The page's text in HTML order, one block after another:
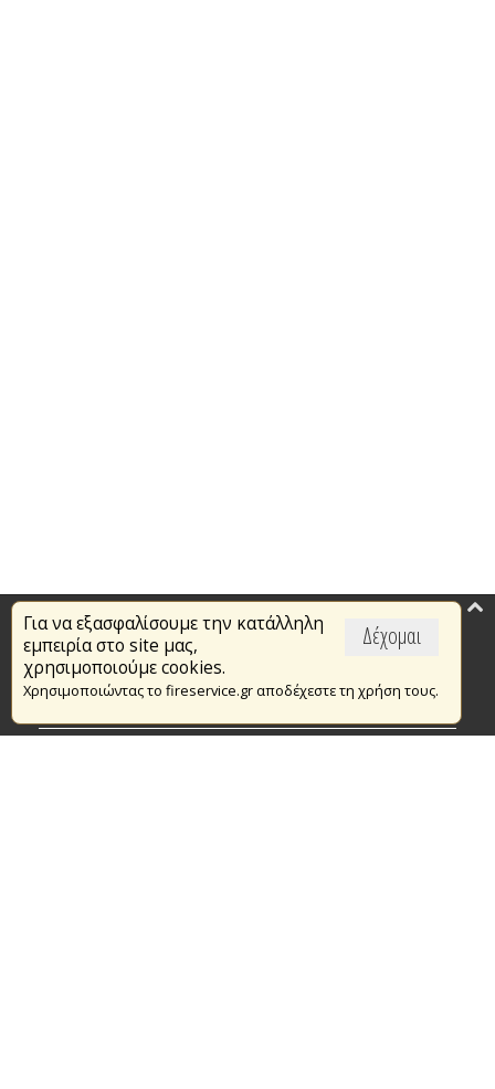
Δέχομαι
Για να εξασφαλίσουμε την κατάλληλη
εμπειρία στο site μας,
χρησιμοποιούμε cookies.
Χρησιμοποιώντας το fireservice.gr αποδέχεστε τη χρήση τους.
Επικαιρότητα
Το Πυροσβεστικό Σώμα